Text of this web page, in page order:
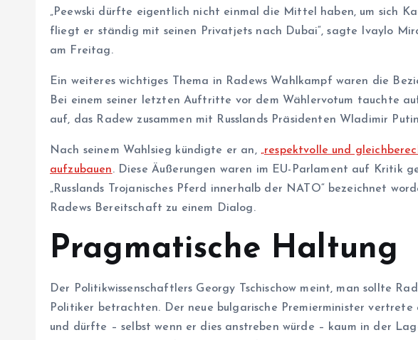
„Peewski dürfte eigentlich nicht einmal die Mittel haben, um sich
fliegt er ständig mit seinen Privatjets nach Dubai“, sagte Ivaylo
am Freitag.
Ein weiteres wichtiges Thema in Radews Wahlkampf waren die
Bei einem seiner letzten Auftritte vor dem Wählervotum tauchte
auf, das Radew zusammen mit Russlands Präsidenten Wladimir
Nach seinem Wahlsieg kündigte er an, „respektvolle und
aufzubauen. Diese Äußerungen waren im EU-Parlament auf Kritik
„Russlands Trojanisches Pferd innerhalb der NATO“ bezeichnet
Radews Bereitschaft zu einem Dialog.
Pragmatische Haltung
Der Politikwissenschaftlers Georgy Tschischow meint, man sollte
Politiker betrachten. Der neue bulgarische Premierminister
und dürfte – selbst wenn er dies anstreben würde – kaum in der